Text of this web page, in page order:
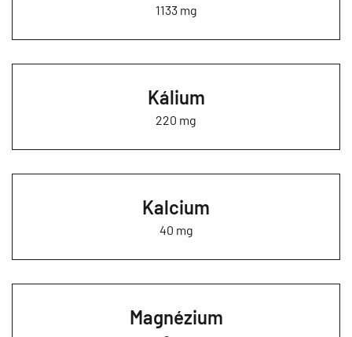
1133 mg
Kálium
220 mg
Kalcium
40 mg
Magnézium